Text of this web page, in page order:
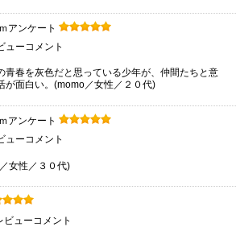
アンケート
ューコメント
青春を灰色だと思っている少年が、仲間たちと意
が面白い。(momo／女性／２０代)
アンケート
ューコメント
女性／３０代)
ビューコメント